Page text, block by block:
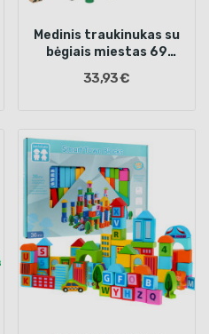
Medinis traukinukas su
bėgiais miestas 69
33,93 €